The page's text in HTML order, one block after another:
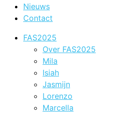
Nieuws
Contact
FAS2025
Over FAS2025
Mila
Isiah
Jasmijn
Lorenzo
Marcella